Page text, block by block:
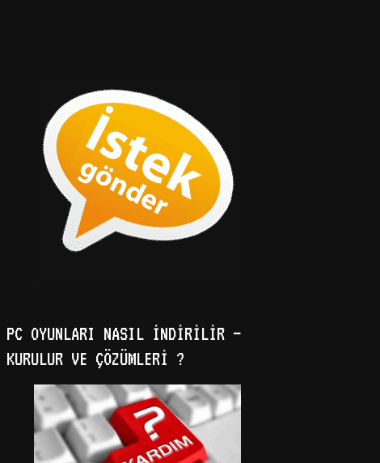
PC OYUNLARI NASIL İNDIRILIR –
KURULUR VE ÇÖZÜMLERI ?